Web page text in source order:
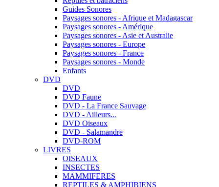
Guides Sonores
Paysages sonores - Afrique et Madagascar
Paysages sonores - Amérique
Paysages sonores - Asie et Australie
Paysages sonores - Europe
Paysages sonores - France
Paysages sonores - Monde
Enfants
DVD
DVD
DVD Faune
DVD - La France Sauvage
DVD - Ailleurs...
DVD Oiseaux
DVD - Salamandre
DVD-ROM
LIVRES
OISEAUX
INSECTES
MAMMIFERES
REPTILES & AMPHIBIENS